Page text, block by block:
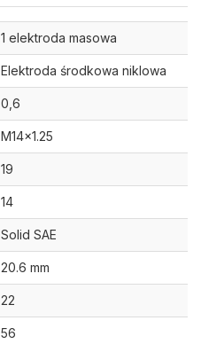
1 elektroda masowa
Elektroda środkowa niklowa
0,6
M14x1.25
19
14
Solid SAE
20.6 mm
22
56